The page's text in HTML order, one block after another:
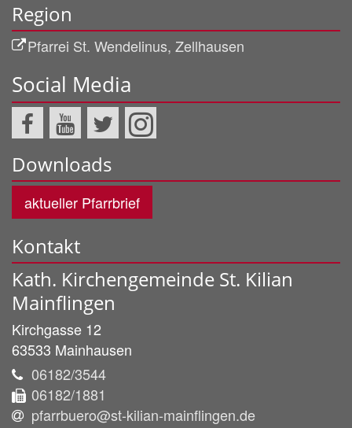
Region
Pfarrei St. Wendelinus, Zellhausen
Social Media
Downloads
aktueller Pfarrbrief
Kontakt
Kath. Kirchengemeinde St. Kilian
Mainflingen
Kirchgasse 12
63533 Mainhausen
06182/3544
06182/1881
pfarrbuero@st-kilian-mainflingen.de